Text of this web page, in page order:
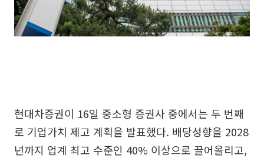
현대차증권이 16일 중소형 증권사 중에서는 두 번째
로 기업가치 제고 계획을 발표했다. 배당성향을 2028
년까지 업계 최고 수준인 40% 이상으로 끌어올리고,